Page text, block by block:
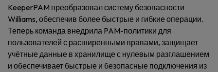
KeeperPAM преобразовал систему безопасности
Williams, обеспечив более быстрые и гибкие операции.
Теперь команда внедрила PAM-политики для
пользователей с расширенными правами, защищает
учётные данные в хранилище с нулевым разглашением
и обеспечивает быстрые и безопасные подключения из